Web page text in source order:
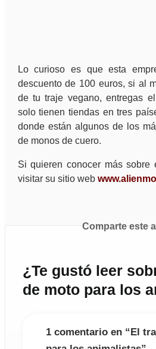
Lo curioso es que esta
descuento de 100 euros, si al
de tu traje vegano, entregas
solo tienen tiendas en tres
donde están algunos de los
de monos de cuero.
Si quieren conocer más sobre
visitar su sitio web
Comparte este
¿Te gustó leer
de moto para los
1 comentario en “El